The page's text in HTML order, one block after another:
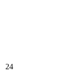
24